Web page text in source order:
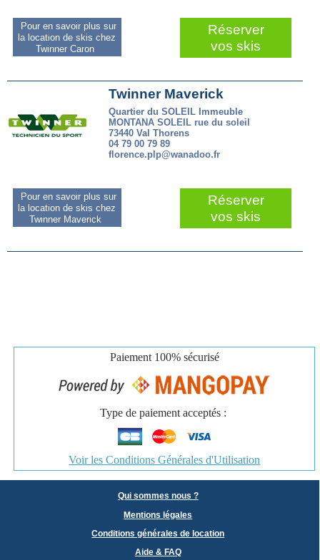
Pour en savoir plus sur
la location de skis chez
Twinner Caron
Réserver
vos skis
Twinner Maverick
Quartier du SOLEIL Immeuble
MONTANA SOLEIL rue du soleil
73440 Val Thorens
04 79 00 79 89
florence.plp@wanadoo.fr
Pour en savoir plus sur
la location de skis chez
Twinner Maverick
Réserver
vos skis
Paiement 100% sécurisé
Type de paiement acceptés :
Voir les Conditions Générales d'Utilisation
Qui sommes nous ?
Mentions légales
Conditions générales de location
Aide & FAQ